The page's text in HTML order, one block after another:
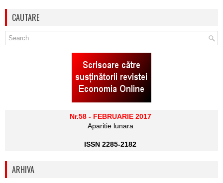
CAUTARE
Nr.58 - FEBRUARIE 2017
Aparitie lunara
ISSN 2285-2182
ARHIVA